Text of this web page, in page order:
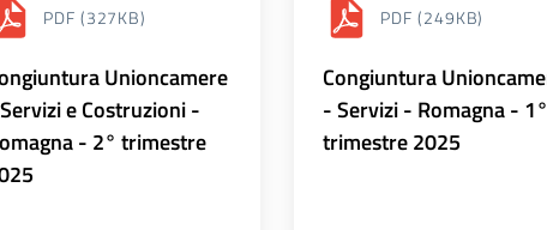
PDF (327KB)
Unioncamere
e Costruzioni -
- 2° trimestre
PDF (249KB)
Congiuntura
- Servizi - Romagna - 1°
trimestre 2025